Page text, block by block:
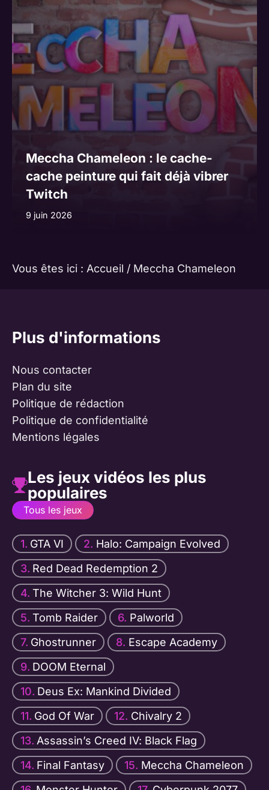
Meccha Chameleon : le cache-
cache peinture qui fait déjà vibrer
Twitch
9 juin 2026
Vous êtes ici : Accueil / Meccha Chameleon
Plus d'informations
Nous contacter
Plan du site
Politique de rédaction
Politique de confidentialité
Mentions légales
Les jeux vidéos les plus
populaires
Tous les jeux
GTA VI
Halo: Campaign Evolved
Red Dead Redemption 2
The Witcher 3: Wild Hunt
Tomb Raider
Palworld
Ghostrunner
Escape Academy
DOOM Eternal
Deus Ex: Mankind Divided
God Of War
Chivalry 2
Assassin’s Creed IV: Black Flag
Final Fantasy
Meccha Chameleon